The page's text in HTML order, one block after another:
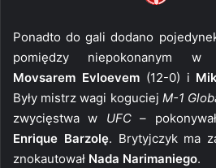
Ponadto do gali dodano
pomiędzy niepokonanym w
Movsarem Evloevem(12-0) i
Były mistrz wagi koguciej M-1
zwycięstwa w UFC–
Enrique Barzolę. Brytyjczyk ma
znokautował Nada Narimaniego.